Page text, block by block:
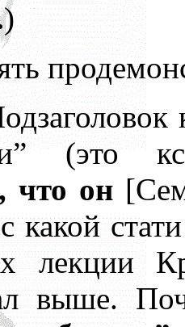
)
(это
что он
какой
лекции
выше.